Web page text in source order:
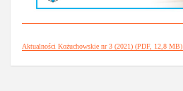
Aktualności Kożuchowskie nr 3 (2021) (PDF, 12,8 MB)